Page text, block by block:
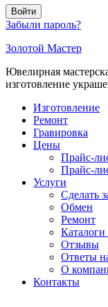
Войти
Забыли пароль?
Золотой Мастер
Ювелирная
изготовление
Изготовление
Ремонт
Гравировка
Цены
Прайс-
Прайс-
Услуги
Сделать
Обмен
Ремонт
Каталоги
Отзывы
Ответы
О
Контакты